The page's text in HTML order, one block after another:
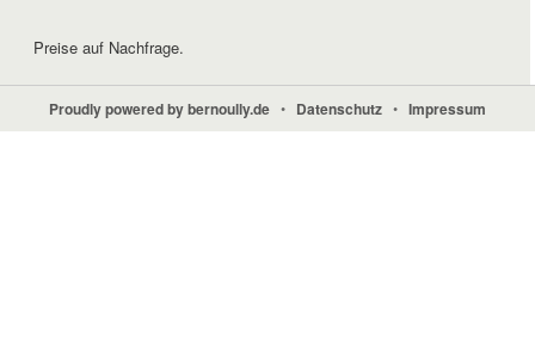
Preise auf Nachfrage.
Proudly powered by bernoully.de • Datenschutz • Impressum